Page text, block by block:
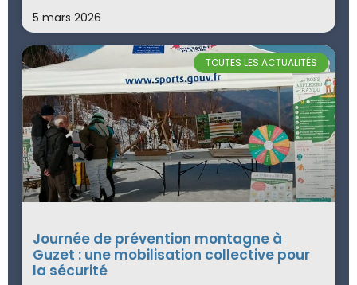
5 mars 2026
TOUTES LES ACTUALITÉS
Journée de prévention montagne à
Guzet : une mobilisation collective pour
la sécurité